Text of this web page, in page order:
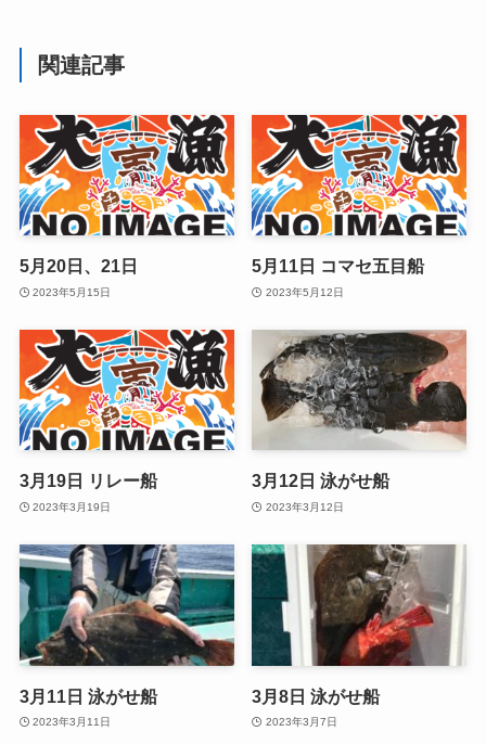
関連記事
5月20日、21日
2023年5月15日
5月11日 コマセ五目船
2023年5月12日
3月19日 リレー船
2023年3月19日
3月12日 泳がせ船
2023年3月12日
3月11日 泳がせ船
2023年3月11日
3月8日 泳がせ船
2023年3月7日